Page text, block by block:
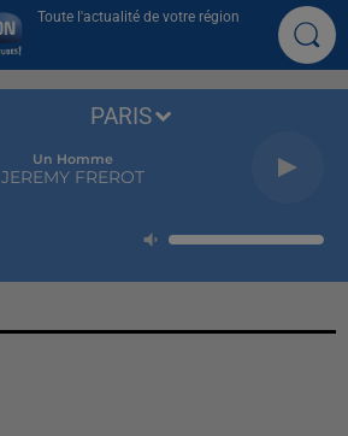
Toute l'actualité de votre région
Un Homme
JEREMY FREROT
PARIS